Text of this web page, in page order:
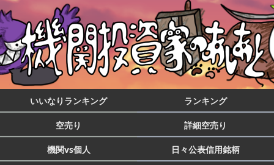
いいなりランキング ランキング
空売り 詳細空売り
機関vs個人 日々公表信用銘柄